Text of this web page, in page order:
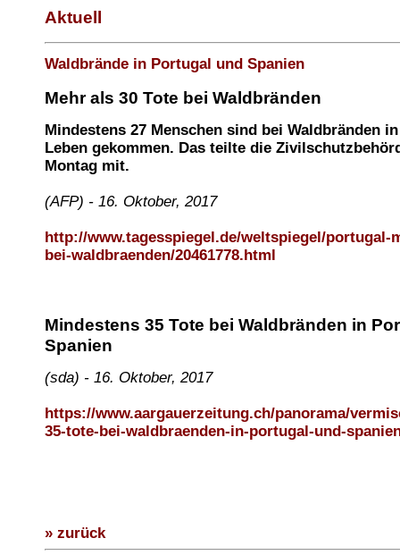
Aktuell
Waldbrände in Portugal und Spanien
Mehr als 30 Tote bei Waldbränden
Mindestens 27 Menschen sind bei Waldbränden
Leben gekommen. Das teilte die
Montag mit.
(AFP) - 16. Oktober, 2017
http://www.tagesspiegel.de/weltspiegel/portugal-
bei-waldbraenden/20461778.html
Mindestens 35 Tote bei Waldbränden in
Spanien
(sda) - 16. Oktober, 2017
https://www.aargauerzeitung.ch/panorama/
35-tote-bei-waldbraenden-in-portugal-und-
» zurück